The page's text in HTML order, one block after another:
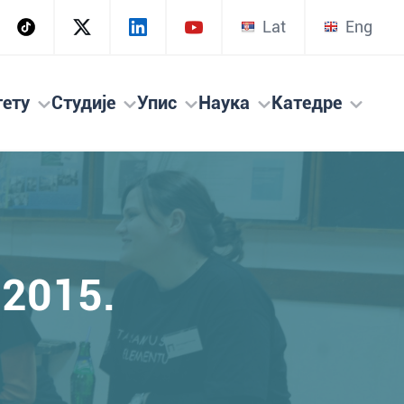
Lat Eng
Студије Упис Наука Катедре